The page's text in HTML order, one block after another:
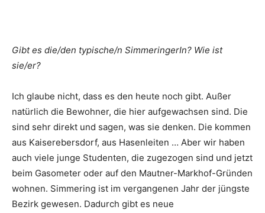
Gibt es die/den typische/n SimmeringerIn? Wie ist
sie/er?
Ich glaube nicht, dass es den heute noch gibt. Außer
natürlich die Bewohner, die hier aufgewachsen sind. Die
sind sehr direkt und sagen, was sie denken. Die kommen
aus Kaiserebersdorf, aus Hasenleiten … Aber wir haben
auch viele junge Studenten, die zugezogen sind und jetzt
beim Gasometer oder auf den Mautner-Markhof-Gründen
wohnen. Simmering ist im vergangenen Jahr der jüngste
Bezirk gewesen. Dadurch gibt es neue